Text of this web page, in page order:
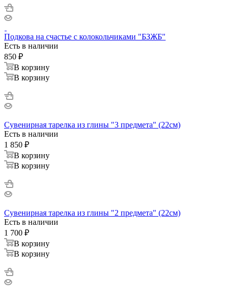
Подкова на счастье с колокольчиками "БЗЖБ"
Есть в наличии
850 ₽
В корзину
В корзину
Сувенирная тарелка из глины "3 предмета" (22см)
Есть в наличии
1 850 ₽
В корзину
В корзину
Сувенирная тарелка из глины "2 предмета" (22см)
Есть в наличии
1 700 ₽
В корзину
В корзину